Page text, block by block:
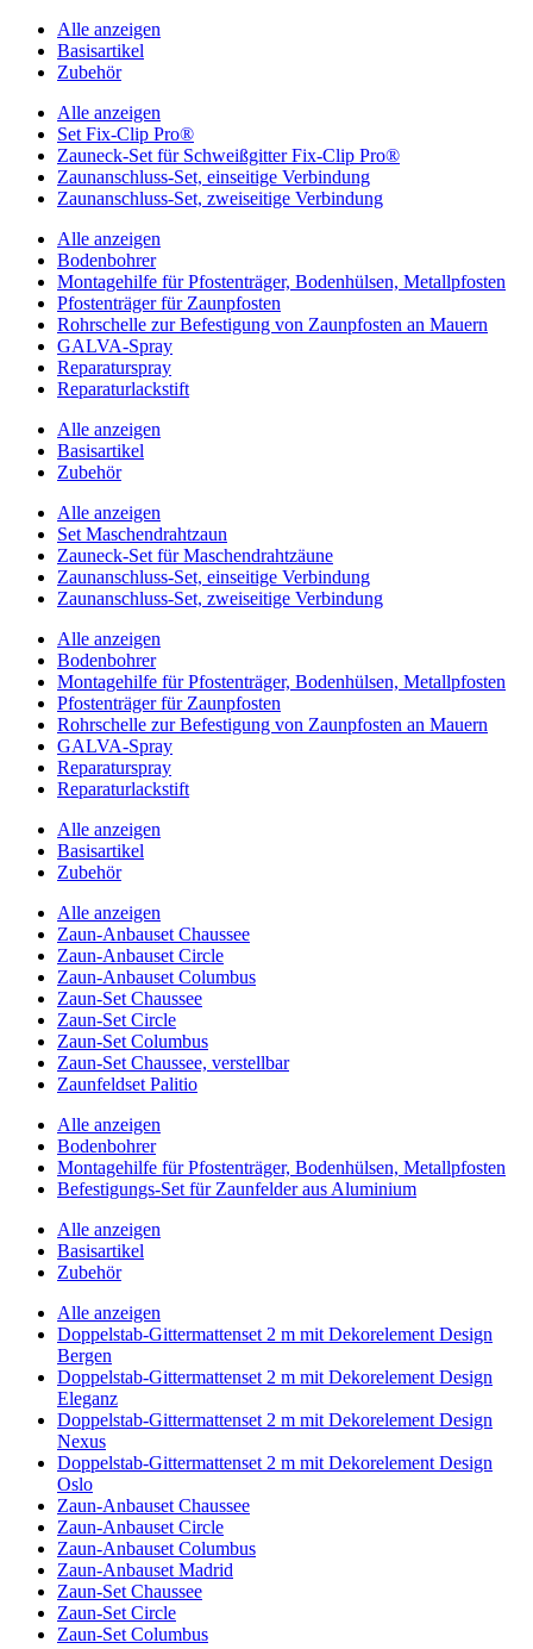
Alle anzeigen
Basisartikel
Zubehör
Alle anzeigen
Set Fix-Clip Pro®
Zauneck-Set für Schweißgitter Fix-Clip Pro®
Zaunanschluss-Set, einseitige Verbindung
Zaunanschluss-Set, zweiseitige Verbindung
Alle anzeigen
Bodenbohrer
Montagehilfe für Pfostenträger, Bodenhülsen, Metallpfosten
Pfostenträger für Zaunpfosten
Rohrschelle zur Befestigung von Zaunpfosten an Mauern
GALVA-Spray
Reparaturspray
Reparaturlackstift
Alle anzeigen
Basisartikel
Zubehör
Alle anzeigen
Set Maschendrahtzaun
Zauneck-Set für Maschendrahtzäune
Zaunanschluss-Set, einseitige Verbindung
Zaunanschluss-Set, zweiseitige Verbindung
Alle anzeigen
Bodenbohrer
Montagehilfe für Pfostenträger, Bodenhülsen, Metallpfosten
Pfostenträger für Zaunpfosten
Rohrschelle zur Befestigung von Zaunpfosten an Mauern
GALVA-Spray
Reparaturspray
Reparaturlackstift
Alle anzeigen
Basisartikel
Zubehör
Alle anzeigen
Zaun-Anbauset Chaussee
Zaun-Anbauset Circle
Zaun-Anbauset Columbus
Zaun-Set Chaussee
Zaun-Set Circle
Zaun-Set Columbus
Zaun-Set Chaussee, verstellbar
Zaunfeldset Palitio
Alle anzeigen
Bodenbohrer
Montagehilfe für Pfostenträger, Bodenhülsen, Metallpfosten
Befestigungs-Set für Zaunfelder aus Aluminium
Alle anzeigen
Basisartikel
Zubehör
Alle anzeigen
Doppelstab-Gittermattenset 2 m mit Dekorelement Design
Bergen
Doppelstab-Gittermattenset 2 m mit Dekorelement Design
Eleganz
Doppelstab-Gittermattenset 2 m mit Dekorelement Design
Nexus
Doppelstab-Gittermattenset 2 m mit Dekorelement Design
Oslo
Zaun-Anbauset Chaussee
Zaun-Anbauset Circle
Zaun-Anbauset Columbus
Zaun-Anbauset Madrid
Zaun-Set Chaussee
Zaun-Set Circle
Zaun-Set Columbus